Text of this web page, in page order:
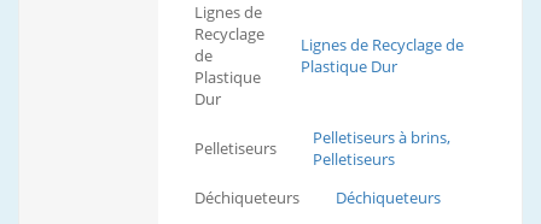
Lignes de
Recyclage
de
Plastique
Dur
Lignes de Recyclage de
Plastique Dur
Pelletiseurs
Pelletiseurs à brins,
Pelletiseurs
Déchiqueteurs
Déchiqueteurs